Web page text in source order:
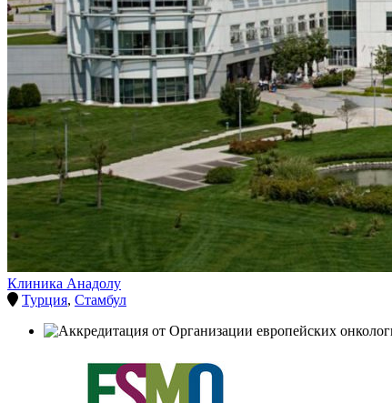
Клиника Анадолу
Турция, Стамбул